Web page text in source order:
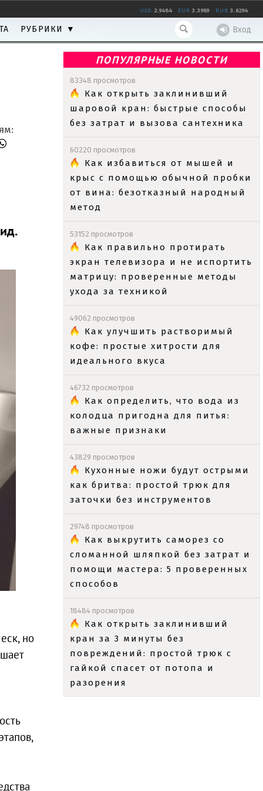
USD 2.9484 EUR 3.3989 RUB 3.6294
Вход
РУБРИКИ ▼
ПОПУЛЯРНЫЕ НОВОСТИ
83348 просмотров
Как открыть заклинивший
шаровой кран: быстрые способы
без затрат и вызова сантехника
60220 просмотров
Как избавиться от мышей и
крыс с помощью обычной пробки
от вина: безотказный народный
метод
53152 просмотров
Как правильно протирать
экран телевизора и не испортить
матрицу: проверенные методы
ухода за техникой
49062 просмотров
Как улучшить растворимый
кофе: простые хитрости для
идеального вкуса
46732 просмотров
Как определить, что вода из
колодца пригодна для питья:
важные признаки
43829 просмотров
Кухонные ножи будут острыми
как бритва: простой трюк для
заточки без инструментов
29748 просмотров
Как выкрутить саморез со
сломанной шляпкой без затрат и
помощи мастера: 5 проверенных
способов
18484 просмотров
Как открыть заклинивший
кран за 3 минуты без
повреждений: простой трюк с
гайкой спасет от потопа и
разорения
но